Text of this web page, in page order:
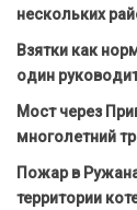
нескольких
Взятки как
один
Мост через
многолетний
Пожар в
территории